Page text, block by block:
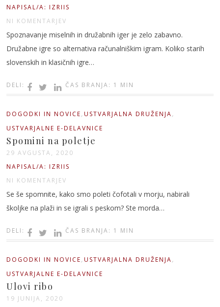
NAPISAL/A: IZRIIS
NI KOMENTARJEV
Spoznavanje miselnih in družabnih iger je zelo zabavno.
Družabne igre so alternativa računalniškim igram. Koliko starih
slovenskih in klasičnih igre…
DELI: ČAS BRANJA: 1 MIN
DOGODKI IN NOVICE ,USTVARJALNA DRUŽENJA
USTVARJALNE E-DELAVNICE
Spomini na poletje
29 AVGUSTA, 2020
NAPISAL/A: IZRIIS
NI KOMENTARJEV
Se še spomnite, kako smo poleti čofotali v morju, nabirali
školjke na plaži in se igrali s peskom? Ste morda…
DELI: ČAS BRANJA: 1 MIN
DOGODKI IN NOVICE ,USTVARJALNA DRUŽENJA
USTVARJALNE E-DELAVNICE
Ulovi ribo
19 JUNIJA, 2020